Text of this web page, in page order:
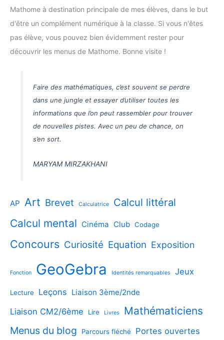
Mathome à destination principale de mes élèves, dans le but
d'être un complément numérique à la classe. Si vous n'êtes
pas élève, vous pouvez bien évidemment rester pour
découvrir les menus de Mathome. Bonne visite !
Faire des mathématiques, c’est souvent se perdre
dans une jungle et essayer d’utiliser toutes les
informations que l’on peut rassembler pour trouver
de nouvelles pistes. Avec un peu de chance, on
s’en sort.
MARYAM MIRZAKHANI
AP Art Brevet Calculatrice
Calcul littéral
Calcul mental Cinéma Club Codage
Concours Curiosité Equation Exposition
Fonction GeoGebra Identités remarquables Jeux
Lecture Leçons Liaison 3ème/2nde
Liaison CM2/6ème Lire Livres Mathématiciens
Menus du blog Parcours fléché Portes ouvertes